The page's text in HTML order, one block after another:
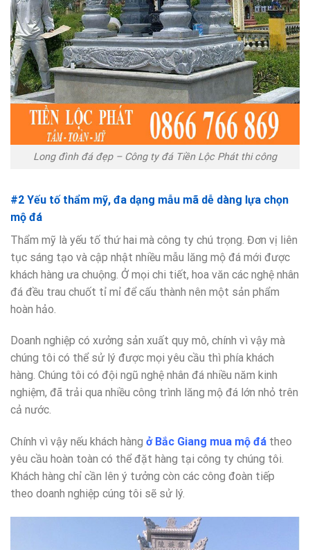
Long đình đá đẹp – Công ty đá Tiền Lộc Phát thi công
#2 Yếu tố thẩm mỹ, đa dạng mẫu mã dễ dàng lựa chọn
mộ đá
Thẩm mỹ là yếu tố thứ hai mà công ty chú trọng. Đơn vị liên
tục sáng tạo và cập nhật nhiều mẫu lăng mộ đá mới được
khách hàng ưa chuộng. Ở mọi chi tiết, hoa văn các nghệ nhân
đá đều trau chuốt tỉ mỉ để cấu thành nên một sản phẩm
hoàn hảo.
Doanh nghiệp có xưởng sản xuất quy mô, chính vì vậy mà
chúng tôi có thể sử lý được mọi yêu cầu thì phía khách
hàng. Chúng tôi có đội ngũ nghệ nhân đá nhiều năm kinh
nghiệm, đã trải qua nhiều công trình lăng mộ đá lớn nhỏ trên
cả nước.
Chính vì vậy nếu khách hàng ở Bắc Giang mua mộ đá theo
yêu cầu hoàn toàn có thể đặt hàng tại công ty chúng tôi.
Khách hàng chỉ cần lên ý tưởng còn các công đoàn tiếp
theo doanh nghiệp cúng tôi sẽ sử lý.